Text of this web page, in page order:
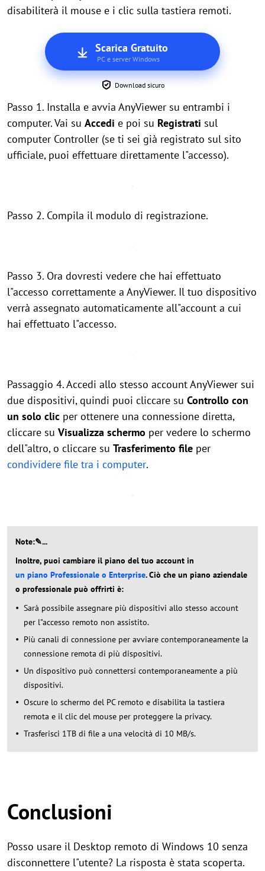
disabiliterà il mouse e i clic sulla tastiera remoti.
Scarica Gratuito
PC e server Windows
Download sicuro
Passo 1. Installa e avvia AnyViewer su entrambi i
computer. Vai su Accedi e poi su Registrati sul
computer Controller (se ti sei già registrato sul sito
ufficiale, puoi effettuare direttamente l"accesso).
Passo 2. Compila il modulo di registrazione.
Passo 3. Ora dovresti vedere che hai effettuato
l"accesso correttamente a AnyViewer. Il tuo dispositivo
verrà assegnato automaticamente all"account a cui
hai effettuato l"accesso.
Passaggio 4. Accedi allo stesso account AnyViewer sui
due dispositivi, quindi puoi cliccare su Controllo con
un solo clic per ottenere una connessione diretta,
cliccare su Visualizza schermo per vedere lo schermo
dell"altro, o cliccare su Trasferimento file per
condividere file tra i computer.
Note:✎...
Inoltre, puoi cambiare il piano del tuo account in
un piano Professionale o Enterprise. Ciò che un piano aziendale
o professionale può offrirti è:
Sarà possibile assegnare più dispositivi allo stesso account
per l"accesso remoto non assistito.
Più canali di connessione per avviare contemporaneamente la
connessione remota di più dispositivi.
Un dispositivo può connettersi contemporaneamente a più
dispositivi.
Oscure lo schermo del PC remoto e disabilita la tastiera
remota e il clic del mouse per proteggere la privacy.
Trasferisci 1TB di file a una velocità di 10 MB/s.
Conclusioni
Posso usare il Desktop remoto di Windows 10 senza
disconnettere l"utente? La risposta è stata scoperta.